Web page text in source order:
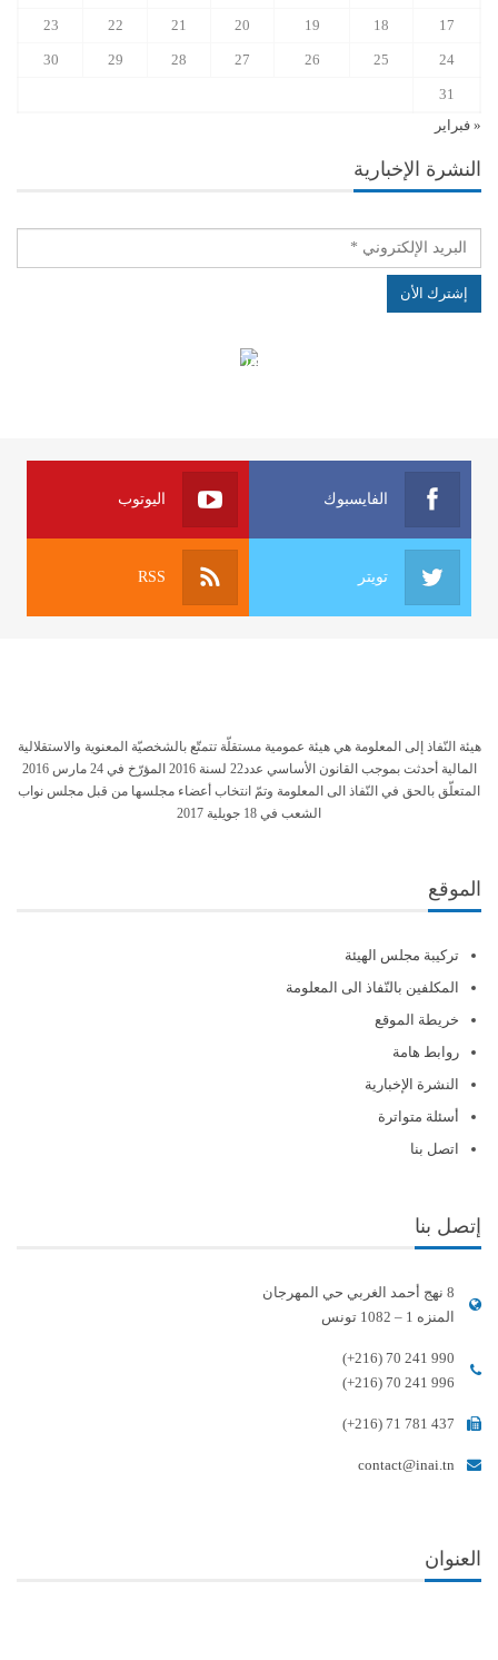
17
18
19
20
21
22
23
24
25
26
27
28
29
30
31
« فبراير
النشرة الإخبارية
الهياكل الخاضعة لقانون النفاذ إلى المعلومة
الفايسبوك اليوتوب
تويتر RSS
هيئة النّفاذ إلى المعلومة هي هيئة عمومية مستقلّة تتمتّع بالشخصيّة المعنوية والاستقلالية
المالية أحدثت بموجب القانون الأساسي عدد22 لسنة 2016 المؤرّخ في 24 مارس 2016
المتعلّق بالحق في النّفاذ الى المعلومة وتمّ انتخاب أعضاء مجلسها من قبل مجلس نواب
الشعب في 18 جويلية 2017
الموقع
تركيبة مجلس الهيئة
المكلفين بالنّفاذ الى المعلومة
خريطة الموقع
روابط هامة
النشرة الإخبارية
أسئلة متواترة
اتصل بنا
إتصل بنا
8 نهج أحمد الغربي حي المهرجان
المنزه 1 – 1082 تونس
(+216) 70 241 990
(+216) 70 241 996
(+216) 71 781 437
contact@inai.tn
العنوان